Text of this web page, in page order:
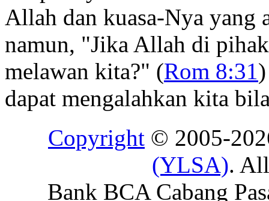
Allah dan kuasa-Nya yang
namun, "Jika Allah di
melawan kita?" (Rom 8:31
dapat mengalahkan kita
Copyright © 2005-
(YLSA).
Bank BCA Cabang